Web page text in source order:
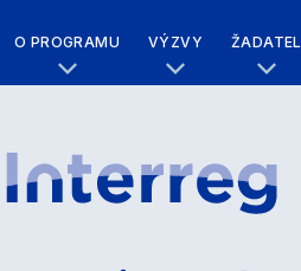
O PROGRAMU VÝZVY ŽADATEL